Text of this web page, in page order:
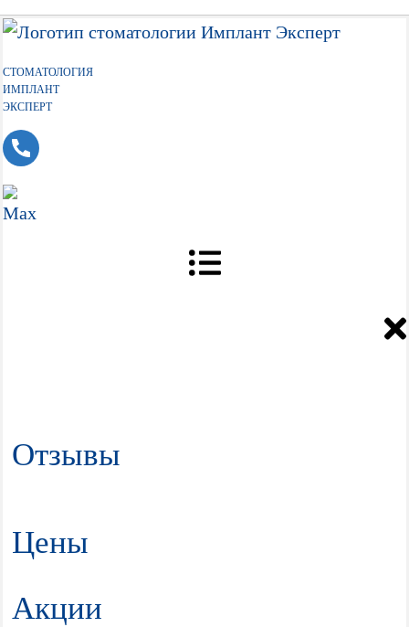
СТОМАТОЛОГИЯ
ИМПЛАНТ
ЭКСПЕРТ
Отзывы
Цены
Акции